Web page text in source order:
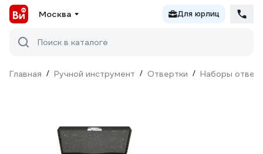
Москва Для юрлиц
Поиск в каталоге
Главная / Ручной инструмент / Отвертки / Наборы